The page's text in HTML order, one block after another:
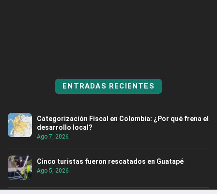
ENTRADAS RECIENTES
Categorización Fiscal en Colombia: ¿Por qué frena el
desarrollo local?
Ago 7, 2026
Cinco turistas fueron rescatados en Guatapé
Ago 5, 2026